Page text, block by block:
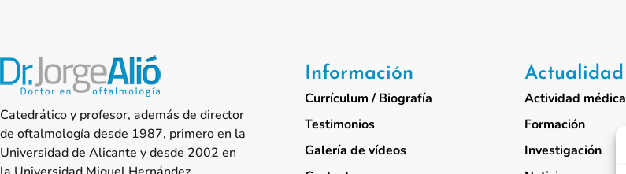
Catedrático y profesor, además de director
de oftalmología desde 1987, primero en la
Universidad de Alicante y desde 2002 en
Información
Currículum / Biografía
Testimonios
Galería de vídeos
Actualidad
Actividad médica
Formación
Investigación